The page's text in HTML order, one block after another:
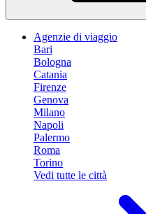
Agenzie di viaggio
Bari
Bologna
Catania
Firenze
Genova
Milano
Napoli
Palermo
Roma
Torino
Vedi tutte le città